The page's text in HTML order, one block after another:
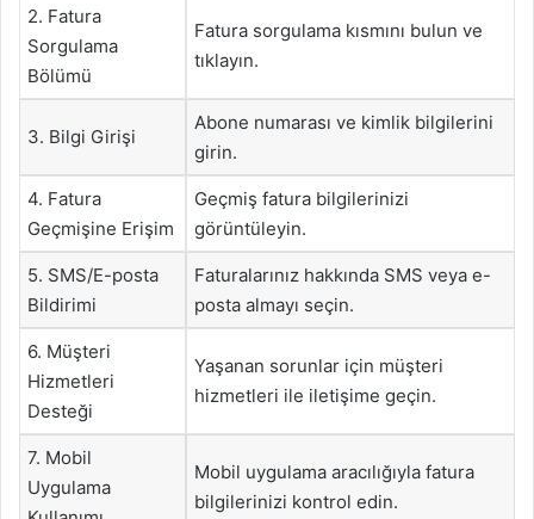
2. Fatura
Sorgulama
Bölümü
Fatura sorgulama kısmını bulun ve
tıklayın.
3. Bilgi Girişi
Abone numarası ve kimlik bilgilerini
girin.
4. Fatura
Geçmişine Erişim
Geçmiş fatura bilgilerinizi
görüntüleyin.
5. SMS/E-posta
Bildirimi
Faturalarınız hakkında SMS veya e-
posta almayı seçin.
6. Müşteri
Hizmetleri
Desteği
Yaşanan sorunlar için müşteri
hizmetleri ile iletişime geçin.
7. Mobil
Uygulama
Mobil uygulama aracılığıyla fatura
bilgilerinizi kontrol edin.